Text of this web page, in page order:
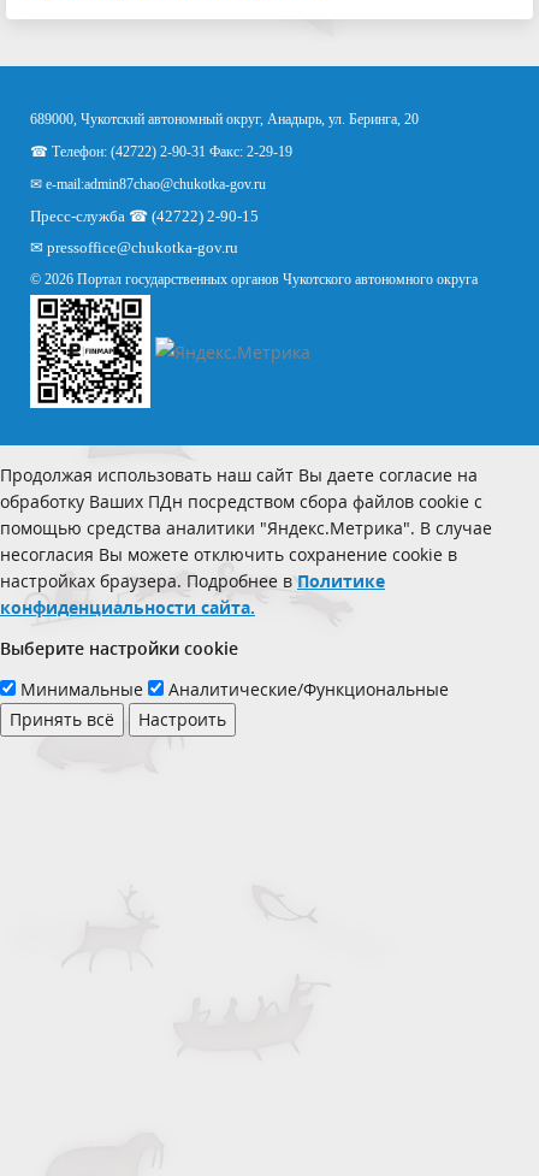
689000, Чукотский автономный округ, Анадырь, ул. Беринга, 20
☎ Телефон: (42722) 2-90-31 Факс: 2-29-19
✉ e-mail:admin87chao@chukotka-gov.ru
Пресс-служба ☎ (42722) 2-90-15
✉ pressoffice@chukotka-gov.ru
© 2026 Портал государственных органов Чукотского автономного округа
Продолжая использовать наш сайт Вы даете согласие на
обработку Ваших ПДн посредством сбора файлов cookie с
помощью средства аналитики "Яндекс.Метрика". В случае
несогласия Вы можете отключить сохранение cookie в
настройках браузера. Подробнее в Политике
конфиденциальности сайта.
Выберите настройки cookie
Минимальные
Аналитические/Функциональные
Принять всё
Настроить